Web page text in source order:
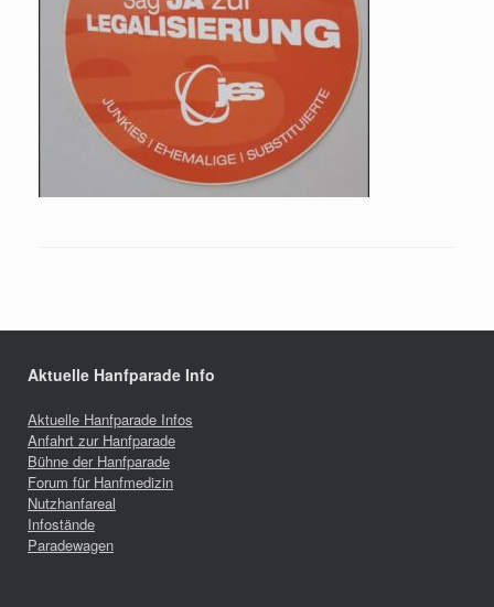
Aktuelle Hanfparade Info
Aktuelle Hanfparade Infos
Anfahrt zur Hanfparade
Bühne der Hanfparade
Forum für Hanfmedizin
Nutzhanfareal
Infostände
Paradewagen